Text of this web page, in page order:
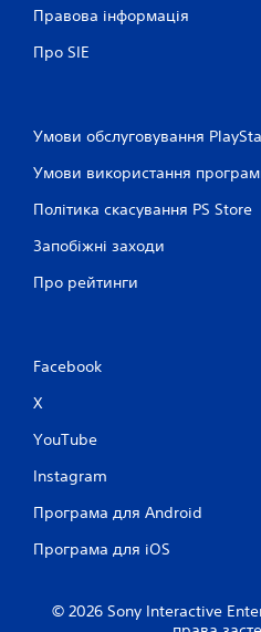
і
Правова інформація
Про SIE
Умови обслуговування
Умови використання
Політика скасування PS Store
Запобіжні заходи
Про рейтинги
Facebook
X
YouTube
Instagram
Програма для Android
Програма для iOS
© 2026 Sony Interactive